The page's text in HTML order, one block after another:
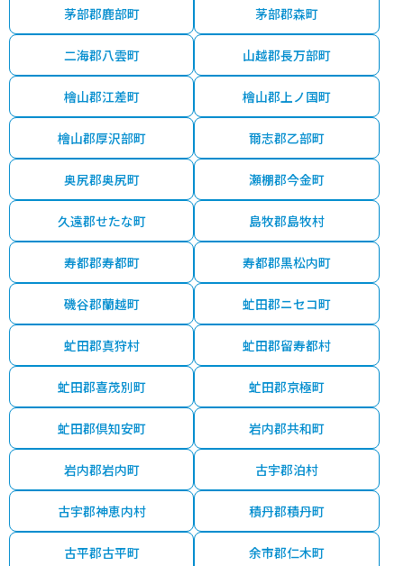
茅部郡鹿部町 茅部郡森町
二海郡八雲町 山越郡長万部町
檜山郡江差町 檜山郡上ノ国町
檜山郡厚沢部町 爾志郡乙部町
奥尻郡奥尻町 瀬棚郡今金町
久遠郡せたな町 島牧郡島牧村
寿都郡寿都町 寿都郡黒松内町
磯谷郡蘭越町 虻田郡ニセコ町
虻田郡真狩村 虻田郡留寿都村
虻田郡喜茂別町 虻田郡京極町
虻田郡倶知安町 岩内郡共和町
岩内郡岩内町 古宇郡泊村
古宇郡神恵内村 積丹郡積丹町
古平郡古平町 余市郡仁木町